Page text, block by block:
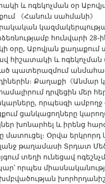
և ոգեկոչման օր
《Հանուն սահմանի》
հունվարի
օրը, Աբովյան քաղաքում
հիշատակի և ոգեկոչման
պատերազմում
Քաղաքի《Անմար
դրվեցին մեր
որպեսզի
ցանկացողները
խոնարհել և իրենց
մատուցել։ Օրվա երկրորդ
թաղամասի Տրդատ
տեղի ունեցավ
որպես